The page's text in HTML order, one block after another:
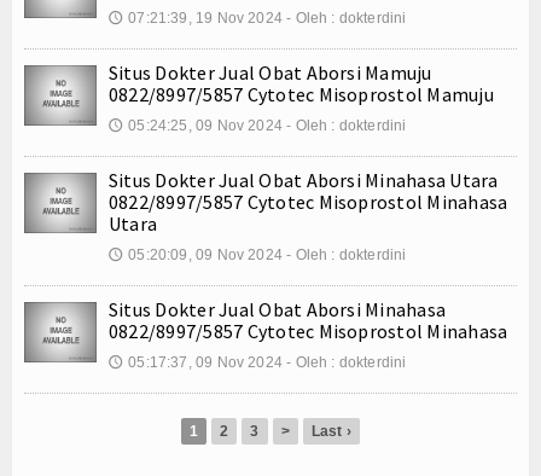
Kesehatan
Dalam Negeri
Luar Negeri
Hubungi Kami
🕔 07:21:39, 19 Nov 2024 - Oleh : dokterdini
Situs Dokter Jual Obat Aborsi Mamuju
0822/8997/5857 Cytotec Misoprostol Mamuju
🕔 05:24:25, 09 Nov 2024 - Oleh : dokterdini
Situs Dokter Jual Obat Aborsi Minahasa Utara
0822/8997/5857 Cytotec Misoprostol Minahasa
Utara
🕔 05:20:09, 09 Nov 2024 - Oleh : dokterdini
Situs Dokter Jual Obat Aborsi Minahasa
0822/8997/5857 Cytotec Misoprostol Minahasa
🕔 05:17:37, 09 Nov 2024 - Oleh : dokterdini
1 2 3 > Last ›